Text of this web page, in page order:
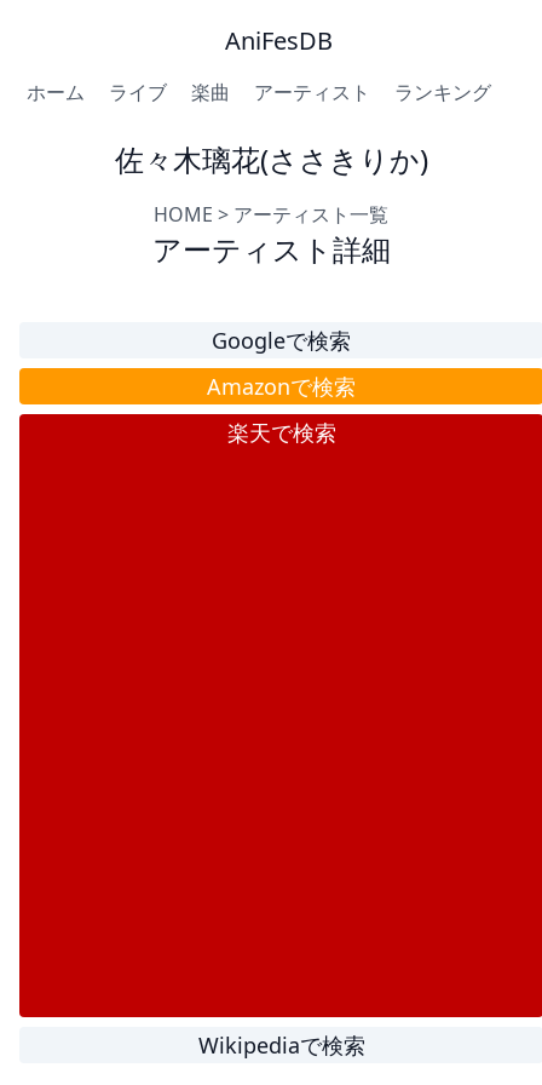
AniFesDB
ホーム ライブ 楽曲 アーティスト ランキング
佐々木璃花(ささきりか)
HOME > アーティスト一覧
アーティスト詳細
Googleで検索
Amazonで検索
楽天で検索
Wikipediaで検索